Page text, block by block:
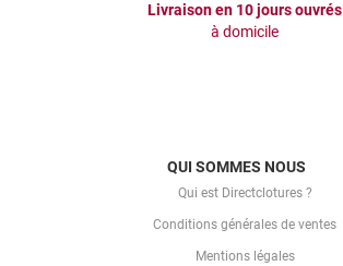
Livraison en 10 jours ouvrés
à domicile
QUI SOMMES NOUS
Qui est Directclotures ?
Conditions générales de ventes
Mentions légales